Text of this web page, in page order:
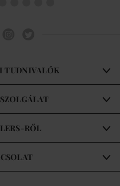
TUDNIVALÓK
RŐL